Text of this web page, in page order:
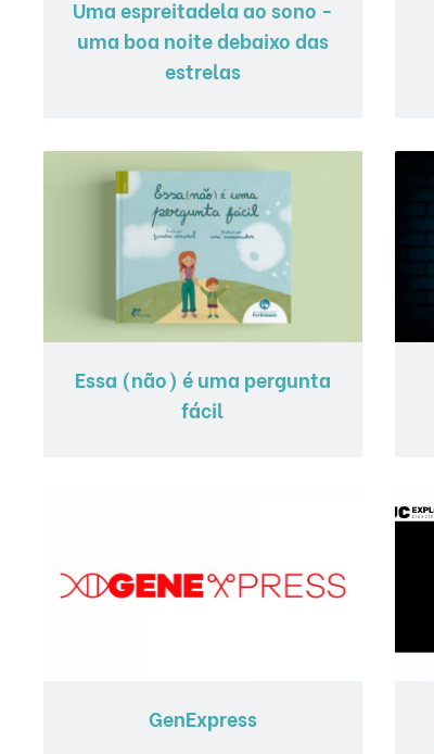
Uma espreitadela ao sono -
uma boa noite debaixo das
estrelas
Essa (não) é uma pergunta
fácil
GenExpress